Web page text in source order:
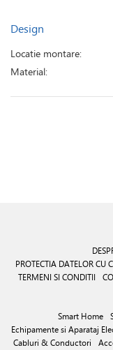
Design
Locatie montare:
Material:
PROTECTIA DATELOR CU
TERMENI SI CONDITII
Smart Home
Echipamente si Aparataj
Cabluri & Conductori